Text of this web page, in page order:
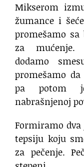
Mikserom
žumance i
promešamo
za mućenje.
dodamo
promešamo
pa potom
nabrašnjenoj
Formiramo
tepsiju koju
za pečenje.